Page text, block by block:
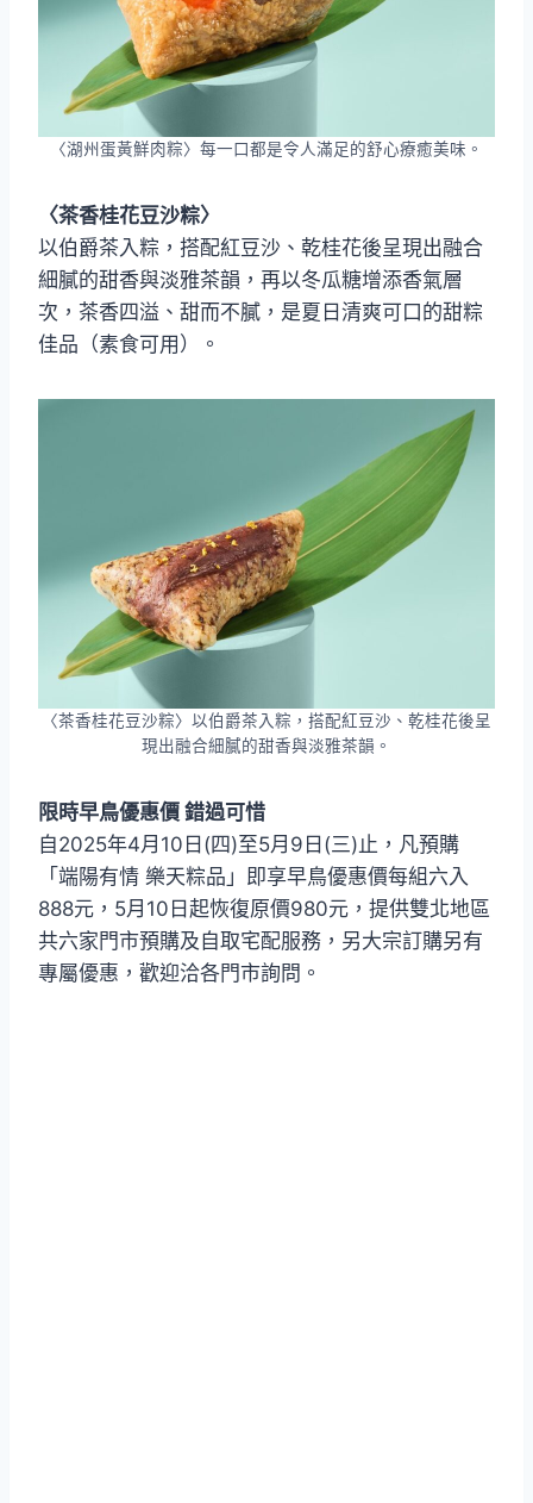
〈湖州蛋黃鮮肉粽〉每一口都是令人滿足的舒心療癒美味。
〈茶香桂花豆沙粽〉
以伯爵茶入粽，搭配紅豆沙、乾桂花後呈現出融合
細膩的甜香與淡雅茶韻，再以冬瓜糖增添香氣層
次，茶香四溢、甜而不膩，是夏日清爽可口的甜粽
佳品（素食可用）。
〈茶香桂花豆沙粽〉以伯爵茶入粽，搭配紅豆沙、乾桂花後呈
現出融合細膩的甜香與淡雅茶韻。
限時早鳥優惠價 錯過可惜
自2025年4月10日(四)至5月9日(三)止，凡預購
「端陽有情 樂天粽品」即享早鳥優惠價每組六入
888元，5月10日起恢復原價980元，提供雙北地區
共六家門市預購及自取宅配服務，另大宗訂購另有
專屬優惠，歡迎洽各門市詢問。